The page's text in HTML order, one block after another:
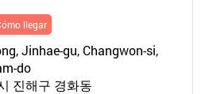
llegar
Jinhae-gu, Changwon-si,
do
진해구 경화동